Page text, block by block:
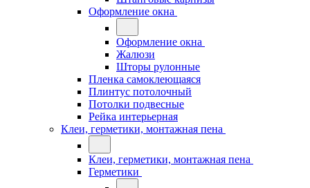
Оформление окна
Оформление окна
Жалюзи
Шторы рулонные
Пленка самоклеющаяся
Плинтус потолочный
Потолки подвесные
Рейка интерьерная
Клеи, герметики, монтажная пена
Клеи, герметики, монтажная пена
Герметики